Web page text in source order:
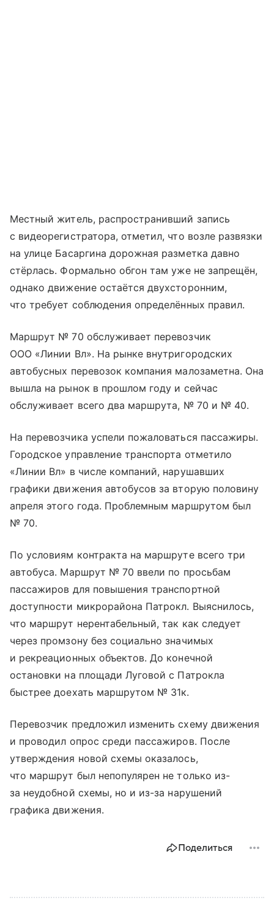
Местный житель, распространивший запись
с видеорегистратора, отметил, что возле развязки
на улице Басаргина дорожная разметка давно
стёрлась. Формально обгон там уже не запрещён,
однако движение остаётся двухсторонним,
что требует соблюдения определённых правил.
Маршрут № 70 обслуживает перевозчик
ООО «Линии Вл». На рынке внутригородских
автобусных перевозок компания малозаметна. Она
вышла на рынок в прошлом году и сейчас
обслуживает всего два маршрута, № 70 и № 40.
На перевозчика успели пожаловаться пассажиры.
Городское управление транспорта отметило
«Линии Вл» в числе компаний, нарушавших
графики движения автобусов за вторую половину
апреля этого года. Проблемным маршрутом был
№ 70.
По условиям контракта на маршруте всего три
автобуса. Маршрут № 70 ввели по просьбам
пассажиров для повышения транспортной
доступности микрорайона Патрокл. Выяснилось,
что маршрут нерентабельный, так как следует
через промзону без социально значимых
и рекреационных объектов. До конечной
остановки на площади Луговой с Патрокла
быстрее доехать маршрутом № 31к.
Перевозчик предложил изменить схему движения
и проводил опрос среди пассажиров. После
утверждения новой схемы оказалось,
что маршрут был непопулярен не только из-
за неудобной схемы, но и из-за нарушений
графика движения.
Поделиться